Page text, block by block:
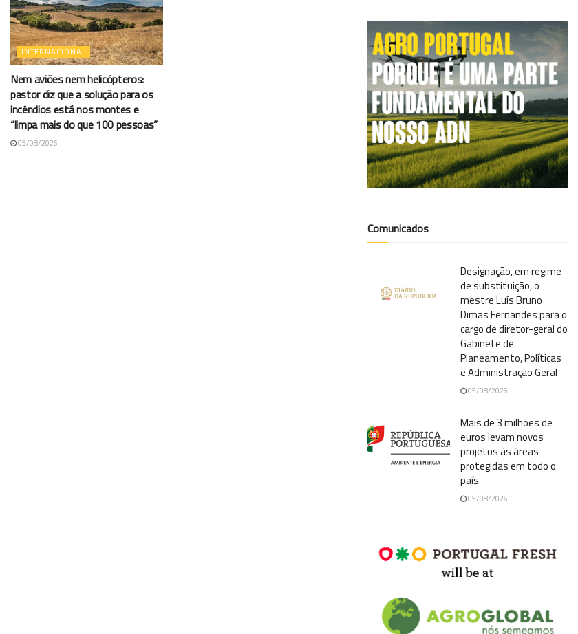
INTERNACIONAL
Nem aviões nem helicópteros:
pastor diz que a solução para os
incêndios está nos montes e
“limpa mais do que 100 pessoas”
05/08/2026
Comunicados
Designação, em regime
de substituição, o
mestre Luís Bruno
Dimas Fernandes para o
cargo de diretor-geral do
Gabinete de
Planeamento, Políticas
e Administração Geral
05/08/2026
Mais de 3 milhões de
euros levam novos
projetos às áreas
protegidas em todo o
país
05/08/2026